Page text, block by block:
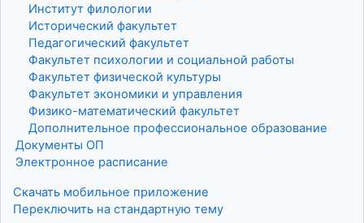
Институт филологии
Исторический факультет
Педагогический факультет
Факультет психологии и социальной работы
Факультет физической культуры
Факультет экономики и управления
Физико-математический факультет
Дополнительное профессиональное образование
Документы ОП
Электронное расписание
Скачать мобильное приложение
Переключить на стандартную тему